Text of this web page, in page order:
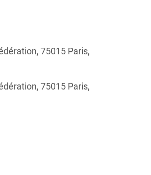
75015 Paris,
75015 Paris,